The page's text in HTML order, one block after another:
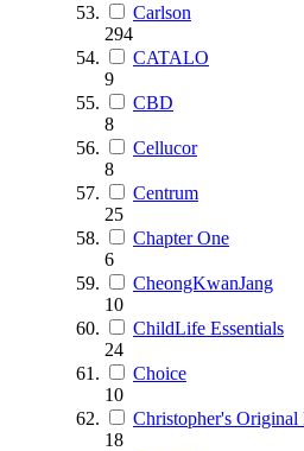
Carlson
294
CATALO
9
CBD
8
Cellucor
8
Centrum
25
Chapter One
6
CheongKwanJang
10
ChildLife Essentials
24
Choice
10
Christopher's Original
18